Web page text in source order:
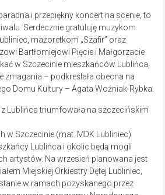
i przepiękny koncert na scenie, to
Serdecznie gratuluję muzykom
mażoretkom „Szafir” oraz
Bartłomiejowi Pięcie i Małgorzacie
w Szczecinie mieszkańców Lublińca,
zmagania – podkreślała obecna na
Domu Kultury – Agata Woźniak-Rybka.
w Szczecinie (mat. MDK Lubliniec)
Lublińca i okolic będą mogli
artystów. Na wrzesień planowana jest
Miejskiej Orkiestry Dętej Lubliniec,
w ramach pozyskanego przez